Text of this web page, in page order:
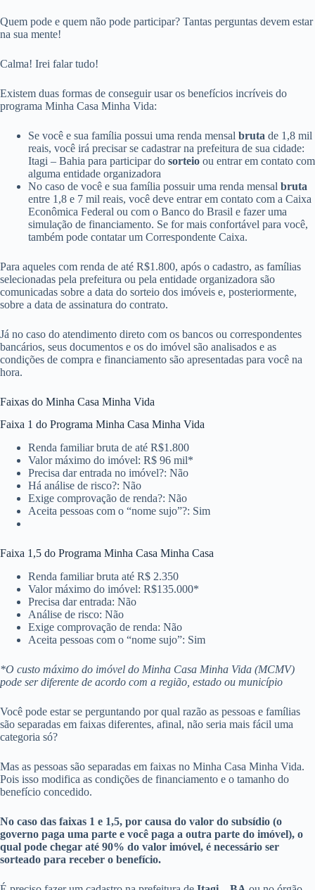
Quem pode e quem não pode participar? Tantas perguntas devem estar
na sua mente!
Calma! Irei falar tudo!
Existem duas formas de conseguir usar os benefícios incríveis do
programa Minha Casa Minha Vida:
Se você e sua família possui uma renda mensal bruta de 1,8 mil
reais, você irá precisar se cadastrar na prefeitura de sua cidade:
Itagi – Bahia para participar do sorteio ou entrar em contato com
alguma entidade organizadora
No caso de você e sua família possuir uma renda mensal bruta
entre 1,8 e 7 mil reais, você deve entrar em contato com a Caixa
Econômica Federal ou com o Banco do Brasil e fazer uma
simulação de financiamento. Se for mais confortável para você,
também pode contatar um Correspondente Caixa.
Para aqueles com renda de até R$1.800, após o cadastro, as famílias
selecionadas pela prefeitura ou pela entidade organizadora são
comunicadas sobre a data do sorteio dos imóveis e, posteriormente,
sobre a data de assinatura do contrato.
Já no caso do atendimento direto com os bancos ou correspondentes
bancários, seus documentos e os do imóvel são analisados e as
condições de compra e financiamento são apresentadas para você na
hora.
Faixas do Minha Casa Minha Vida
Faixa 1 do Programa Minha Casa Minha Vida
Renda familiar bruta de até R$1.800
Valor máximo do imóvel: R$ 96 mil*
Precisa dar entrada no imóvel?: Não
Há análise de risco?: Não
Exige comprovação de renda?: Não
Aceita pessoas com o “nome sujo”?: Sim
Faixa 1,5 do Programa Minha Casa Minha Casa
Renda familiar bruta até R$ 2.350
Valor máximo do imóvel: R$135.000*
Precisa dar entrada: Não
Análise de risco: Não
Exige comprovação de renda: Não
Aceita pessoas com o “nome sujo”: Sim
*O custo máximo do imóvel do Minha Casa Minha Vida (MCMV)
pode ser diferente de acordo com a região, estado ou município
Você pode estar se perguntando por qual razão as pessoas e famílias
são separadas em faixas diferentes, afinal, não seria mais fácil uma
categoria só?
Mas as pessoas são separadas em faixas no Minha Casa Minha Vida.
Pois isso modifica as condições de financiamento e o tamanho do
benefício concedido.
No caso das faixas 1 e 1,5, por causa do valor do subsídio (o
governo paga uma parte e você paga a outra parte do imóvel), o
qual pode chegar até 90% do valor imóvel, é necessário ser
sorteado para receber o benefício.